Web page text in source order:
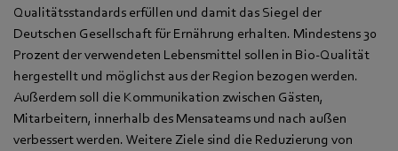
Qualitätsstandards erfüllen und damit das Siegel der
Deutschen Gesellschaft für Ernährung erhalten. Mindestens 30
Prozent der verwendeten Lebensmittel sollen in Bio-Qualität
hergestellt und möglichst aus der Region bezogen werden.
Außerdem soll die Kommunikation zwischen Gästen,
Mitarbeitern, innerhalb des Mensateams und nach außen
verbessert werden. Weitere Ziele sind die Reduzierung von